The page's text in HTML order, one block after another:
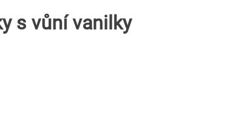
s vůní vanilky